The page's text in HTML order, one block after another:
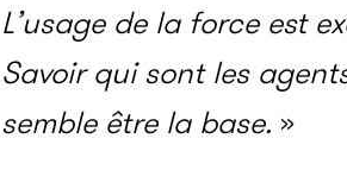
L’usage de la force est
Savoir qui sont les
semble être la base. »